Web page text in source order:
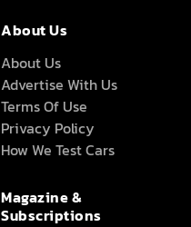
About Us
About Us
Advertise With Us
Terms Of Use
Privacy Policy
How We Test Cars
Magazine &
Subscriptions